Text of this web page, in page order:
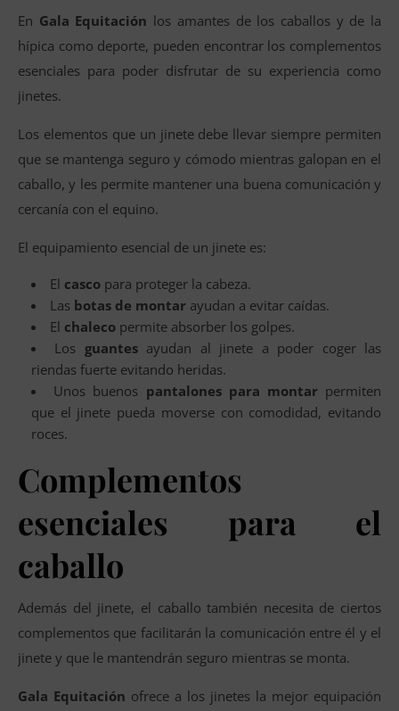
En Gala Equitación los amantes de los caballos y de la
hípica como deporte, pueden encontrar los complementos
esenciales para poder disfrutar de su experiencia como
jinetes.
Los elementos que un jinete debe llevar siempre permiten
que se mantenga seguro y cómodo mientras galopan en el
caballo, y les permite mantener una buena comunicación y
cercanía con el equino.
El equipamiento esencial de un jinete es:
El casco para proteger la cabeza.
Las botas de montar ayudan a evitar caídas.
El chaleco permite absorber los golpes.
Los guantesayudan al jinete a poder coger las
riendas fuerte evitando heridas.
Unos buenos pantalones para montarpermiten
que el jinete pueda moverse con comodidad, evitando
roces.
Complementos
esenciales para el
caballo
Además del jinete, el caballo también necesita de ciertos
complementos que facilitarán la comunicación entre él y el
jinete y que le mantendrán seguro mientras se monta.
Gala Equitación ofrece a los jinetes la mejor equipación